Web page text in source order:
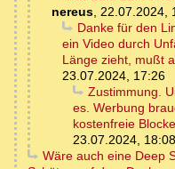
nereus, 22.07.2024,
Danke für den
ein Video durch
Länge zieht, mußt
23.07.2024, 17:26
Zustimmung.
es. Werbung
kostenfreie
23.07.2024, 18:08
Wäre auch eine Deep